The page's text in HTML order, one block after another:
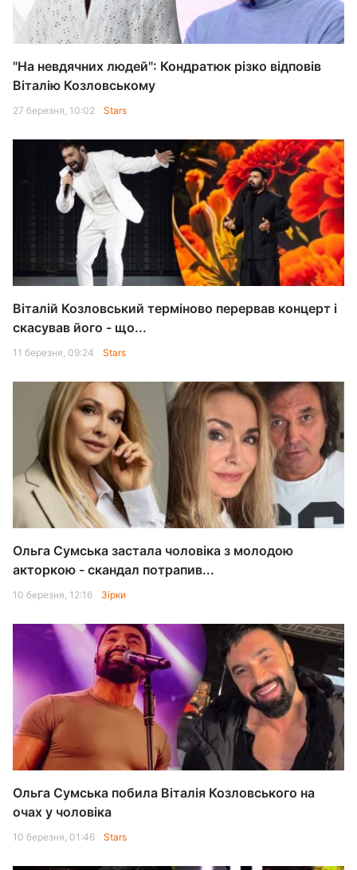
"На невдячних людей": Кондратюк різко відповів
Віталію Козловському
27 березня, 10:02 Stars
Віталій Козловський терміново перервав концерт і
скасував його - що...
11 березня, 09:24 Stars
Ольга Сумська застала чоловіка з молодою
акторкою - скандал потрапив...
10 березня, 12:16 Зірки
Ольга Сумська побила Віталія Козловського на
очах у чоловіка
10 березня, 01:46 Stars